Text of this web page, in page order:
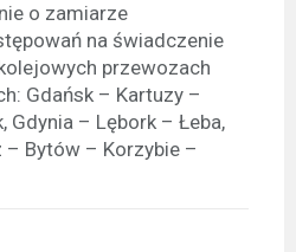
o zamiarze
na świadczenie
przewozach
Gdańsk – Kartuzy –
Gdynia – Lębork – Łeba,
Bytów – Korzybie –